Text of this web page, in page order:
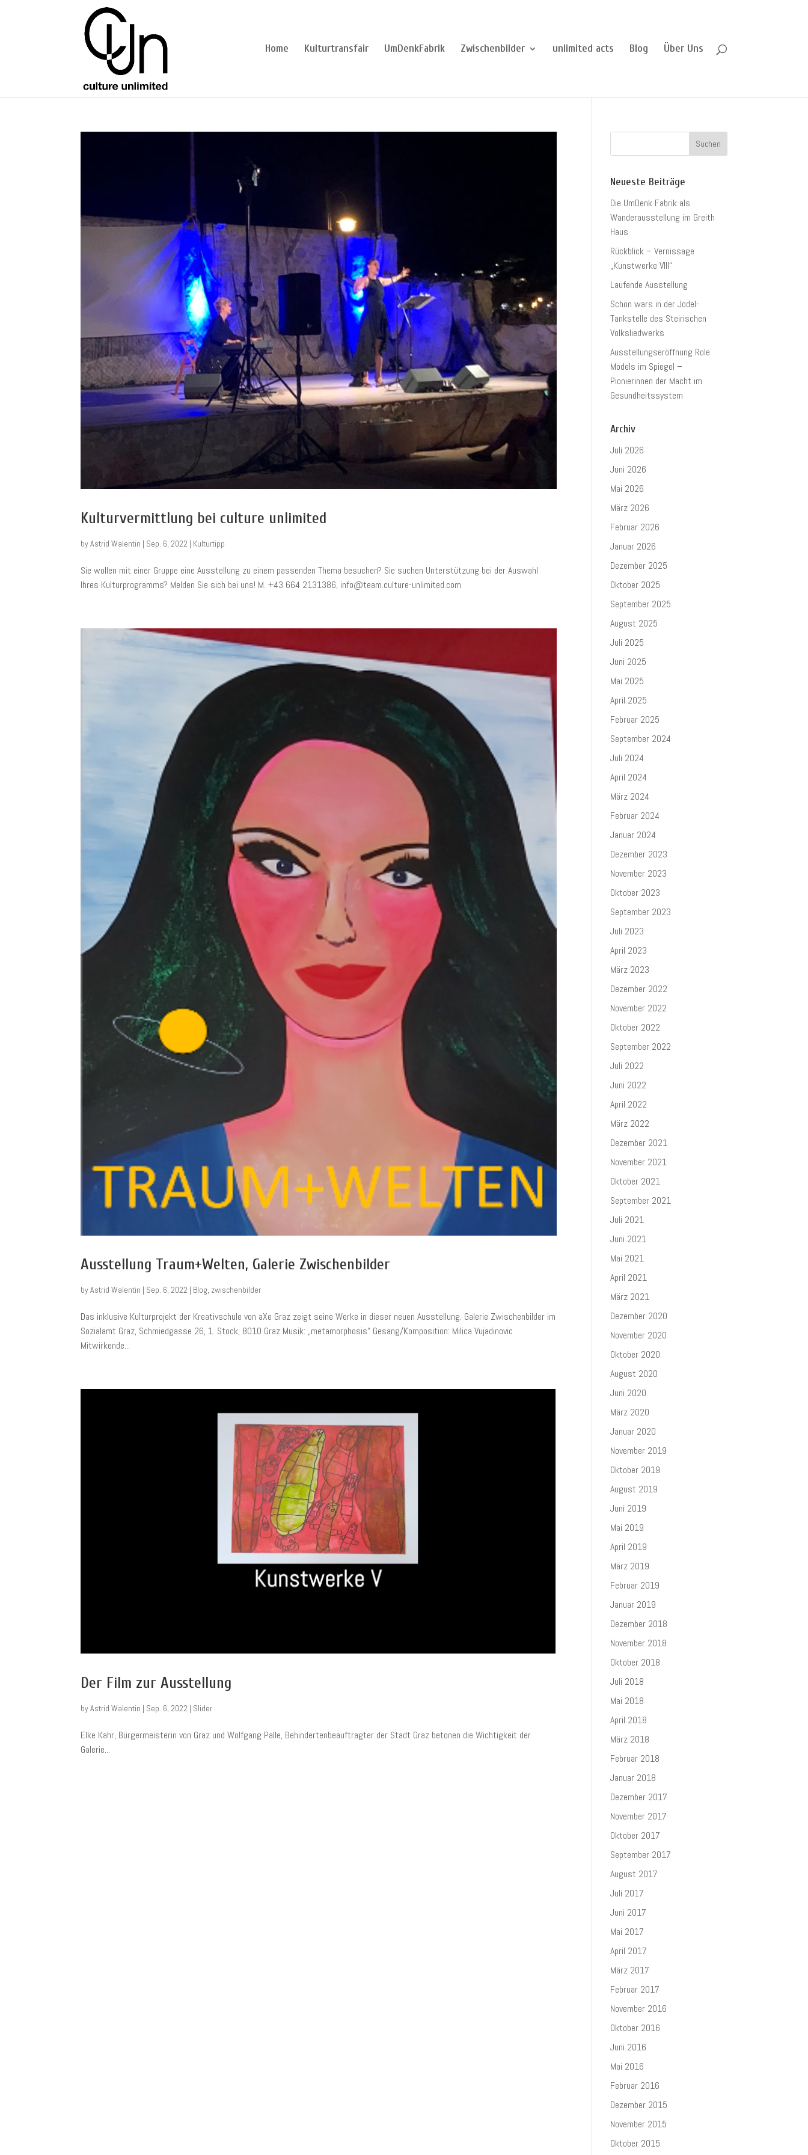
Home Kulturtransfair UmDenkFabrik Zwischenbilder unlimited acts Blog Über Uns
Kulturvermittlung bei culture unlimited
byAstrid Walentin | Sep. 6, 2022 | Kulturtipp
Sie wollen mit einer Gruppe eine Ausstellung zu einem passenden Thema besuchen? Sie suchen Unterstützung bei der Auswahl
Ihres Kulturprogramms? Melden Sie sich bei uns! M. +43 664 2131386, info@team.culture-unlimited.com
Ausstellung Traum+Welten, Galerie Zwischenbilder
byAstrid Walentin | Sep. 6, 2022 | Blog, zwischenbilder
Das inklusive Kulturprojekt der Kreativschule von aXe Graz zeigt seine Werke in dieser neuen Ausstellung. Galerie Zwischenbilder im
Sozialamt Graz, Schmiedgasse 26, 1. Stock, 8010 Graz Musik: „metamorphosis“ Gesang/Komposition: Milica Vujadinovic
Mitwirkende...
Der Film zur Ausstellung
byAstrid Walentin | Sep. 6, 2022 | Slider
Elke Kahr, Bürgermeisterin von Graz und Wolfgang Palle, Behindertenbeauftragter der Stadt Graz betonen die Wichtigkeit der
Galerie...
Neueste Beiträge
Die UmDenk Fabrik als
Wanderausstellung im Greith
Haus
Rückblick – Vernissage
„Kunstwerke VIII“
Laufende Ausstellung
Schön wars in der Jodel-
Tankstelle des Steirischen
Volksliedwerks
Ausstellungseröffnung Role
Models im Spiegel –
Pionierinnen der Macht im
Gesundheitssystem
Archiv
Juli 2026
Juni 2026
Mai 2026
März 2026
Februar 2026
Januar 2026
Dezember 2025
Oktober 2025
September 2025
August 2025
Juli 2025
Juni 2025
Mai 2025
April 2025
Februar 2025
September 2024
Juli 2024
April 2024
März 2024
Februar 2024
Januar 2024
Dezember 2023
November 2023
Oktober 2023
September 2023
Juli 2023
April 2023
März 2023
Dezember 2022
November 2022
Oktober 2022
September 2022
Juli 2022
Juni 2022
April 2022
März 2022
Dezember 2021
November 2021
Oktober 2021
September 2021
Juli 2021
Juni 2021
Mai 2021
April 2021
März 2021
Dezember 2020
November 2020
Oktober 2020
August 2020
Juni 2020
März 2020
Januar 2020
November 2019
Oktober 2019
August 2019
Juni 2019
Mai 2019
April 2019
März 2019
Februar 2019
Januar 2019
Dezember 2018
November 2018
Oktober 2018
Juli 2018
Mai 2018
April 2018
März 2018
Februar 2018
Januar 2018
Dezember 2017
November 2017
Oktober 2017
September 2017
August 2017
Juli 2017
Juni 2017
Mai 2017
April 2017
März 2017
Februar 2017
November 2016
Oktober 2016
Juni 2016
Mai 2016
Februar 2016
Dezember 2015
November 2015
Oktober 2015